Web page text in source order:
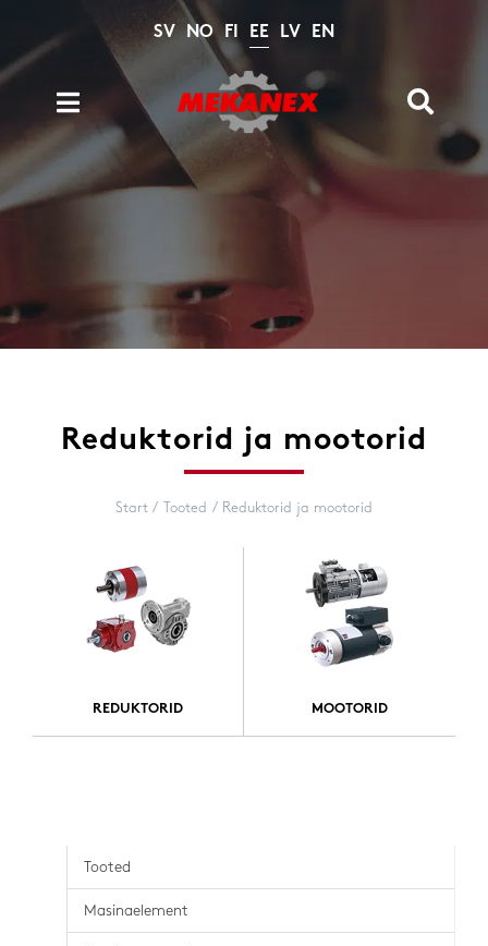
content
SV NO FI EE LV EN
Toggle
Navigation
Arhiiv
Toggle
for:
Reduktorid ja mootorid
Start Tooted Reduktorid ja mootorid
REDUKTORID MOOTORID
Tooted
Masinaelement